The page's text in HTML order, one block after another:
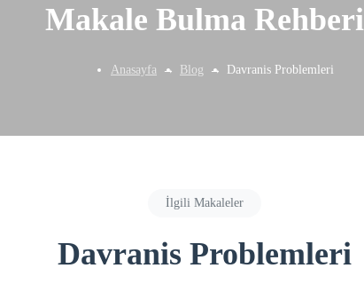
Makale Bulma Rehberi
Anasayfa Blog Davranis Problemleri
İlgili Makaleler
Davranis Problemleri